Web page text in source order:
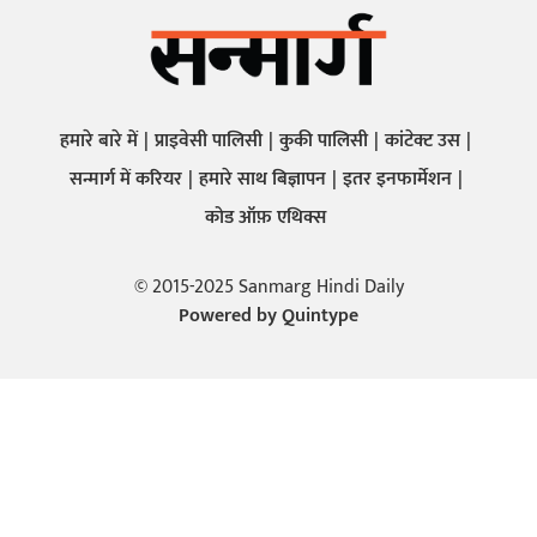
हमारे बारे में प्राइवेसी पालिसी कुकी पालिसी कांटेक्ट उस
सन्मार्ग में करियर हमारे साथ बिज्ञापन इतर इनफार्मेशन
कोड ऑफ़ एथिक्स
© 2015-2025 Sanmarg Hindi Daily
Powered byQuintype